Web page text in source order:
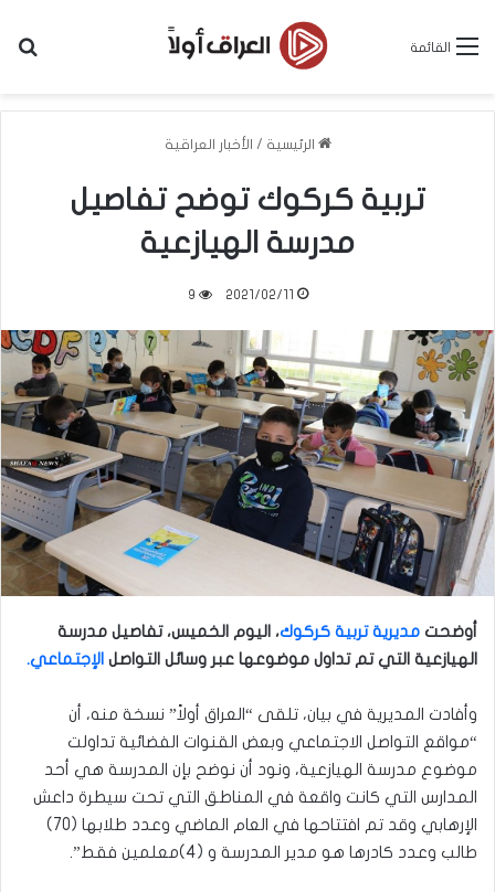
القائمة
الرئيسية / الأخبار العراقية
تربية كركوك توضح تفاصيل
مدرسة الهيازعية
2021/02/11
9
أوضحت مديرية تربية كركوك، اليوم الخميس، تفاصيل مدرسة
الهيازعية التي تم تداول موضوعها عبر وسائل التواصل الإجتماعي.
وأفادت المديرية في بيان، تلقى “العراق أولاً” نسخة منه، أن
“مواقع التواصل الاجتماعي وبعض القنوات الفضائية تداولت
موضوع مدرسة الهيازعية، ونود أن نوضح بإن المدرسة هي أحد
المدارس التي كانت واقعة في المناطق التي تحت سيطرة داعش
الإرهابي وقد تم افتتاحها في العام الماضي وعدد طلابها (70)
طالب وعدد كادرها هو مدير المدرسة و (4)معلمين فقط”.